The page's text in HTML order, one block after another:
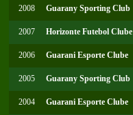
2008
Guarany Sporting Club
2007
Horizonte Futebol Clube
2006 Guarani Esporte Clube
2005
Guarany Sporting Club
2004
Guarani Esporte Clube